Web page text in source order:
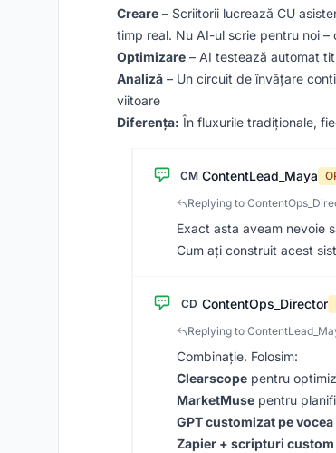
Creare – Scriitorii lucrează CU
timp real. Nu AI-ul scrie pentru noi –
Optimizare – AI testează automat
Analiză – Un circuit de învățare
viitoare
Diferența: În fluxurile tradiționale,
CM ContentLead_Maya
Replying to
Exact asta aveam nevoie
Cum ați construit acest
CD ContentOps_Director
Replying to
Combinație. Folosim:
Clearscope pentru
MarketMuse pentru
GPT customizat pe
Zapier + scripturi custom